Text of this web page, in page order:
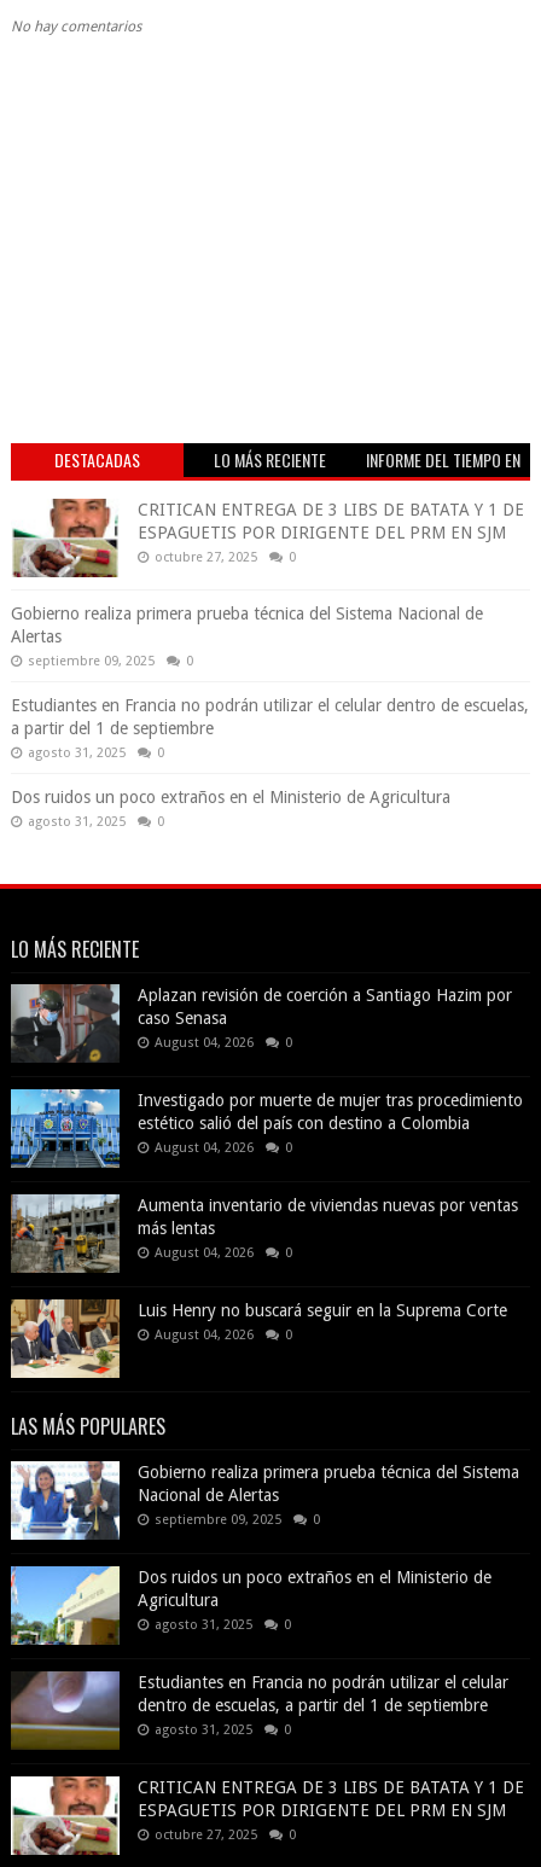
No hay comentarios
DESTACADAS LO MÁS RECIENTE
INFORME DEL TIEMPO EN
CRITICAN ENTREGA DE 3 LIBS DE BATATA Y 1 DE
ESPAGUETIS POR DIRIGENTE DEL PRM EN SJM
octubre 27, 2025 0
Gobierno realiza primera prueba técnica del Sistema Nacional de
Alertas
septiembre 09, 2025 0
Estudiantes en Francia no podrán utilizar el celular dentro de escuelas,
a partir del 1 de septiembre
agosto 31, 2025 0
Dos ruidos un poco extraños en el Ministerio de Agricultura
agosto 31, 2025 0
LO MÁS RECIENTE
Aplazan revisión de coerción a Santiago Hazim por
caso Senasa
August 04, 2026 0
Investigado por muerte de mujer tras procedimiento
estético salió del país con destino a Colombia
August 04, 2026 0
Aumenta inventario de viviendas nuevas por ventas
más lentas
August 04, 2026 0
Luis Henry no buscará seguir en la Suprema Corte
August 04, 2026 0
LAS MÁS POPULARES
Gobierno realiza primera prueba técnica del Sistema
Nacional de Alertas
septiembre 09, 2025 0
Dos ruidos un poco extraños en el Ministerio de
Agricultura
agosto 31, 2025 0
Estudiantes en Francia no podrán utilizar el celular
dentro de escuelas, a partir del 1 de septiembre
agosto 31, 2025 0
CRITICAN ENTREGA DE 3 LIBS DE BATATA Y 1 DE
ESPAGUETIS POR DIRIGENTE DEL PRM EN SJM
octubre 27, 2025 0